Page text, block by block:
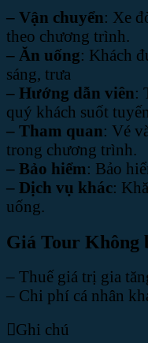
– Vận chuyển: Xe
theo chương trình.
– Ăn uống: Khách
sáng, trưa
– Hướng dẫn viên:
quý khách suốt
– Tham quan: Vé
trong chương trình.
– Bảo hiểm: Bảo
– Dịch vụ khác:
uống.
Giá Tour Không
– Thuế giá trị gia
– Chi phí cá nhân
Ghi chú